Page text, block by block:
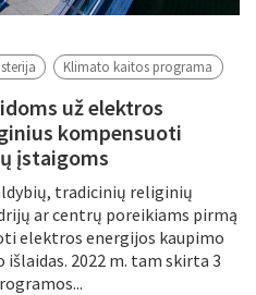
Klimato kaitos programa
už elektros
kompensuoti
įstaigoms
tradicinių religinių
ar centrų poreikiams pirmą
elektros energijos kaupimo
2022 m. tam skirta 3